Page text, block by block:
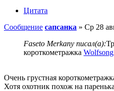
Цитата
Сообщение сапсанка » Ср 28
Faseto Merkany писал(а):
короткометражка Wolfsong
Очень грустная
Хотя охотник похож на